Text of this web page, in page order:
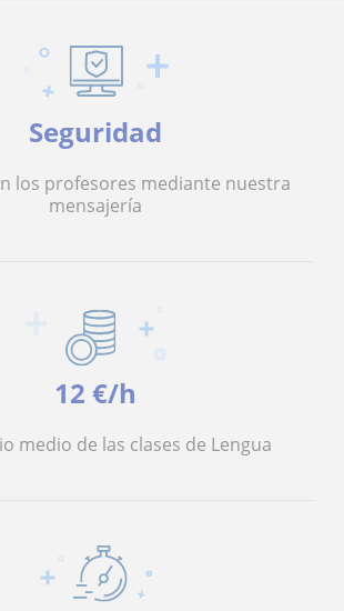
Seguridad
los profesores mediante nuestra
mensajería
12 €/h
medio de las clases de Lengua